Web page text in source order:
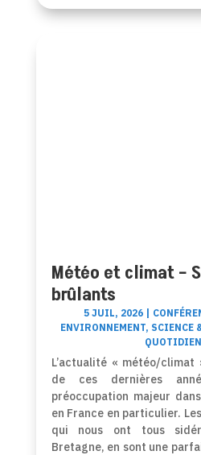
Météo et climat –
brûlants
5 JUIL, 2026|
ENVIRONNEMENT, SCIENCE
L’actualité « météo/
de ces dernières
préoccupation majeur
en France en particulier.
qui nous ont tous
Bretagne, en sont une